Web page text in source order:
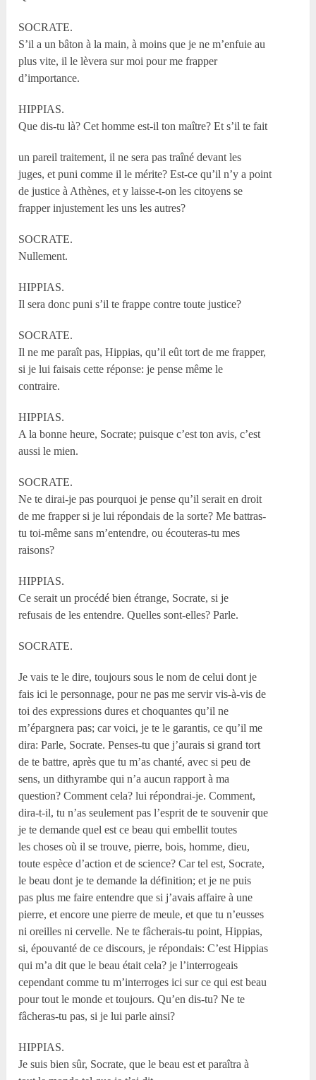
SOCRATE.
S’il a un bâton à la main, à moins que je ne m’enfuie au
plus vite, il le lèvera sur moi pour me frapper
d’importance.
HIPPIAS.
Que dis-tu là? Cet homme est-il ton maître? Et s’il te fait
un pareil traitement, il ne sera pas traîné devant les
juges, et puni comme il le mérite? Est-ce qu’il n’y a point
de justice à Athènes, et y laisse-t-on les citoyens se
frapper injustement les uns les autres?
SOCRATE.
Nullement.
HIPPIAS.
Il sera donc puni s’il te frappe contre toute justice?
SOCRATE.
Il ne me paraît pas, Hippias, qu’il eût tort de me frapper,
si je lui faisais cette réponse: je pense même le
contraire.
HIPPIAS.
A la bonne heure, Socrate; puisque c’est ton avis, c’est
aussi le mien.
SOCRATE.
Ne te dirai-je pas pourquoi je pense qu’il serait en droit
de me frapper si je lui répondais de la sorte? Me battras-
tu toi-même sans m’entendre, ou écouteras-tu mes
raisons?
HIPPIAS.
Ce serait un procédé bien étrange, Socrate, si je
refusais de les entendre. Quelles sont-elles? Parle.
SOCRATE.
Je vais te le dire, toujours sous le nom de celui dont je
fais ici le personnage, pour ne pas me servir vis-à-vis de
toi des expressions dures et choquantes qu’il ne
m’épargnera pas; car voici, je te le garantis, ce qu’il me
dira: Parle, Socrate. Penses-tu que j’aurais si grand tort
de te battre, après que tu m’as chanté, avec si peu de
sens, un dithyrambe qui n’a aucun rapport à ma
question? Comment cela? lui répondrai-je. Comment,
dira-t-il, tu n’as seulement pas l’esprit de te souvenir que
je te demande quel est ce beau qui embellit toutes
les choses où il se trouve, pierre, bois, homme, dieu,
toute espèce d’action et de science? Car tel est, Socrate,
le beau dont je te demande la définition; et je ne puis
pas plus me faire entendre que si j’avais affaire à une
pierre, et encore une pierre de meule, et que tu n’eusses
ni oreilles ni cervelle. Ne te fâcherais-tu point, Hippias,
si, épouvanté de ce discours, je répondais: C’est Hippias
qui m’a dit que le beau était cela? je l’interrogeais
cependant comme tu m’interroges ici sur ce qui est beau
pour tout le monde et toujours. Qu’en dis-tu? Ne te
fâcheras-tu pas, si je lui parle ainsi?
HIPPIAS.
Je suis bien sûr, Socrate, que le beau est et paraîtra à